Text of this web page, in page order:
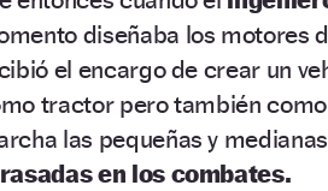
diseñaba los motores
el encargo de crear un
tractor pero también
las pequeñas y
en los combates.